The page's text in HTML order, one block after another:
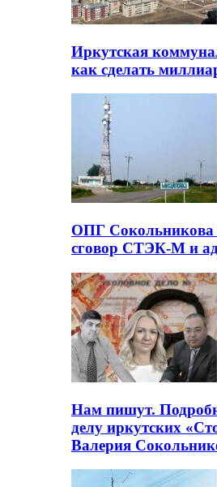
Иркутская
как сделать
ОПГ Сокольникова
сговор СТЭК-М и
Нам пишут.
делу иркутских
Валерия